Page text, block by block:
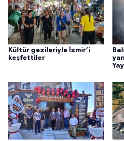
Kültür gezileriyle İzmir’i
keşfettiler